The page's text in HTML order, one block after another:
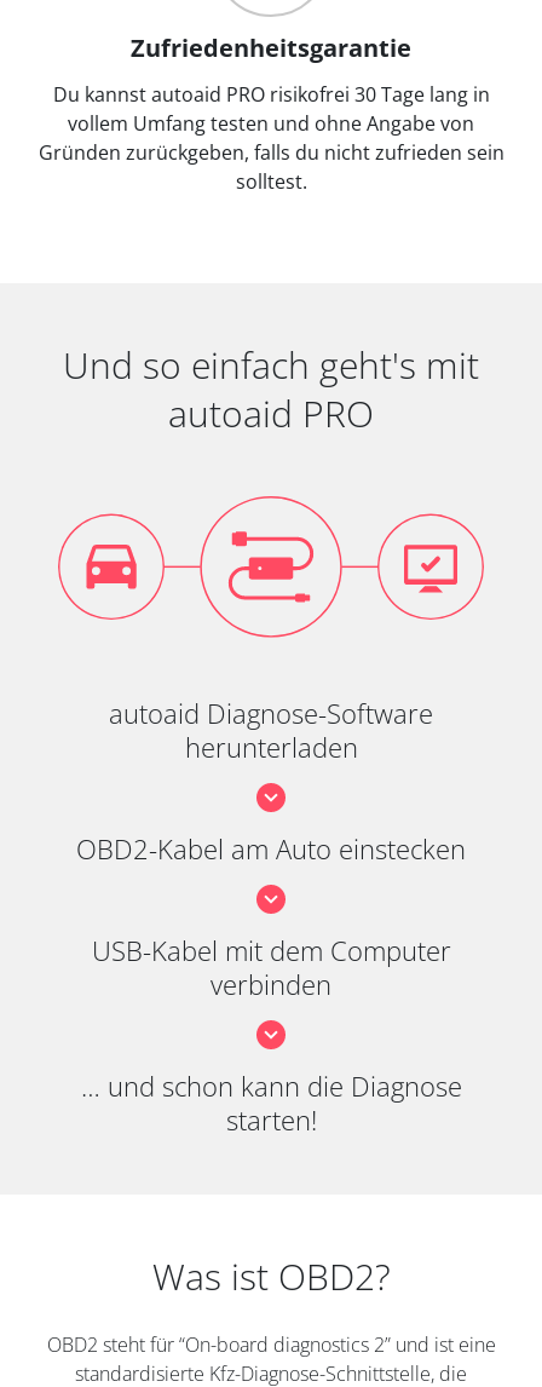
Zufriedenheitsgarantie
Du kannst autoaid PRO risikofrei 30 Tage lang in
vollem Umfang testen und ohne Angabe von
Gründen zurückgeben, falls du nicht zufrieden sein
solltest.
Und so einfach geht's mit
autoaid PRO
autoaid Diagnose-Software
herunterladen
OBD2-Kabel am Auto einstecken
USB-Kabel mit dem Computer
verbinden
… und schon kann die Diagnose
starten!
Was ist OBD2?
OBD2 steht für “On-board diagnostics 2” und ist eine
standardisierte Kfz-Diagnose-Schnittstelle, die